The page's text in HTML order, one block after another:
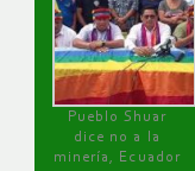
Pueblo Shuar
dice no a la
minería, Ecuador